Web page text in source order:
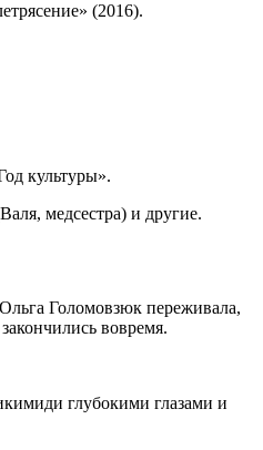
(2016).
культуры».
медсестра) и другие.
Голомовзюк переживала,
вовремя.
глубокими глазами и